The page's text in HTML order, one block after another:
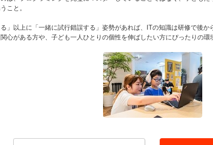
こと。
る」以上に「一緒に試行錯誤する」姿勢があれば、ITの知識は研修で後か
心がある方や、子ども一人ひとりの個性を伸ばしたい方にぴったりの環